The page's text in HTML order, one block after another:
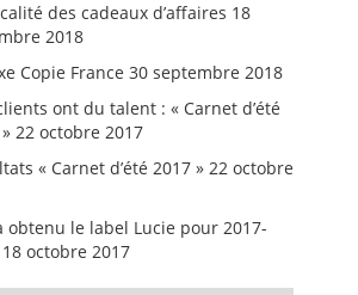
des cadeaux d’affaires 18
2018
Copie France 30 septembre 2018
ont du talent : « Carnet d’été
22 octobre 2017
« Carnet d’été 2017 » 22 octobre
obtenu le label Lucie pour 2017-
18 octobre 2017